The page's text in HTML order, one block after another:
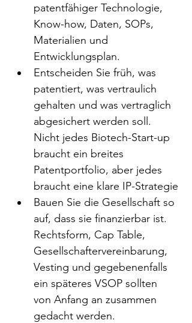
patentfähiger Technologie,
Know-how, Daten, SOPs,
Materialien und
Entwicklungsplan.
Entscheiden Sie früh, was
patentiert, was vertraulich
gehalten und was vertraglich
abgesichert werden soll.
Nicht jedes Biotech-Start-up
braucht ein breites
Patentportfolio, aber jedes
braucht eine klare IP-Strategie
Bauen Sie die Gesellschaft so
auf, dass sie finanzierbar ist.
Rechtsform, Cap Table,
Gesellschaftervereinbarung,
Vesting und gegebenenfalls
ein späteres VSOP sollten
von Anfang an zusammen
gedacht werden.